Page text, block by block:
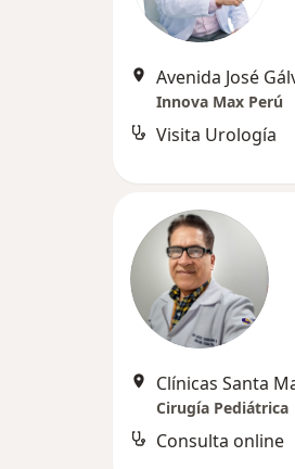
Innova Max Perú
Visita Urología
Cirugía Pediátrica
Consulta online